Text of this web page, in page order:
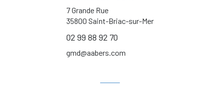
7 Grande Rue
35800 Saint-Briac-sur-Mer
02 99 88 92 70
gmd@aabers.com